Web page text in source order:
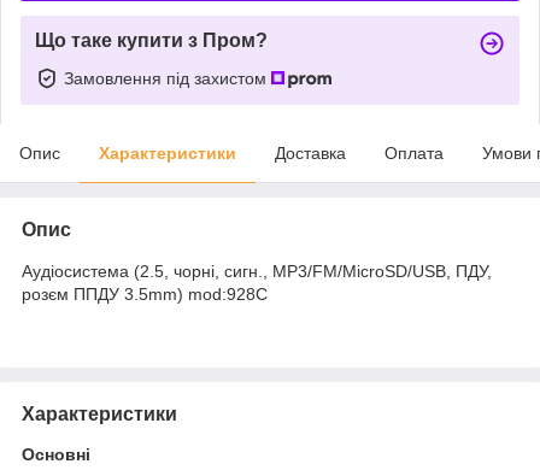
Що таке купити з Пром?
Замовлення під захистом
Опис Характеристики Доставка Оплата Умови
Опис
Аудіосистема (2.5, чорні, сигн., МР3/FM/MicroSD/USB, ПДУ,
розєм ППДУ 3.5mm) mod:928С
Характеристики
Основні